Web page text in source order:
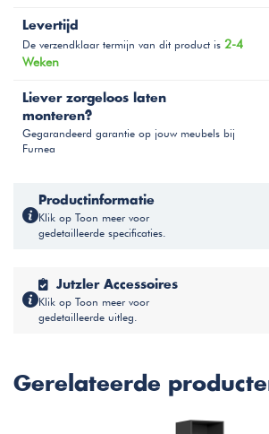
Levertijd
De verzendklaar termijn van dit product is 2-4
Weken
Liever zorgeloos laten
monteren?
Gegarandeerd garantie op jouw meubels bij
Furnea
Productinformatie
Klik op Toon meer voor
gedetailleerde specificaties.
Jutzler Accessoires
Klik op Toon meer voor
gedetailleerde uitleg.
Gerelateerde